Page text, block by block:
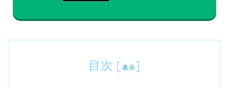
目次 [ 表示]